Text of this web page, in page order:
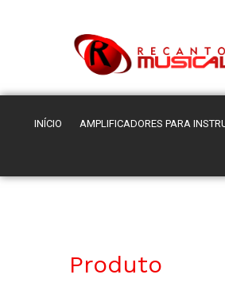
INÍCIO AMPLIFICADORES PARA
Produto